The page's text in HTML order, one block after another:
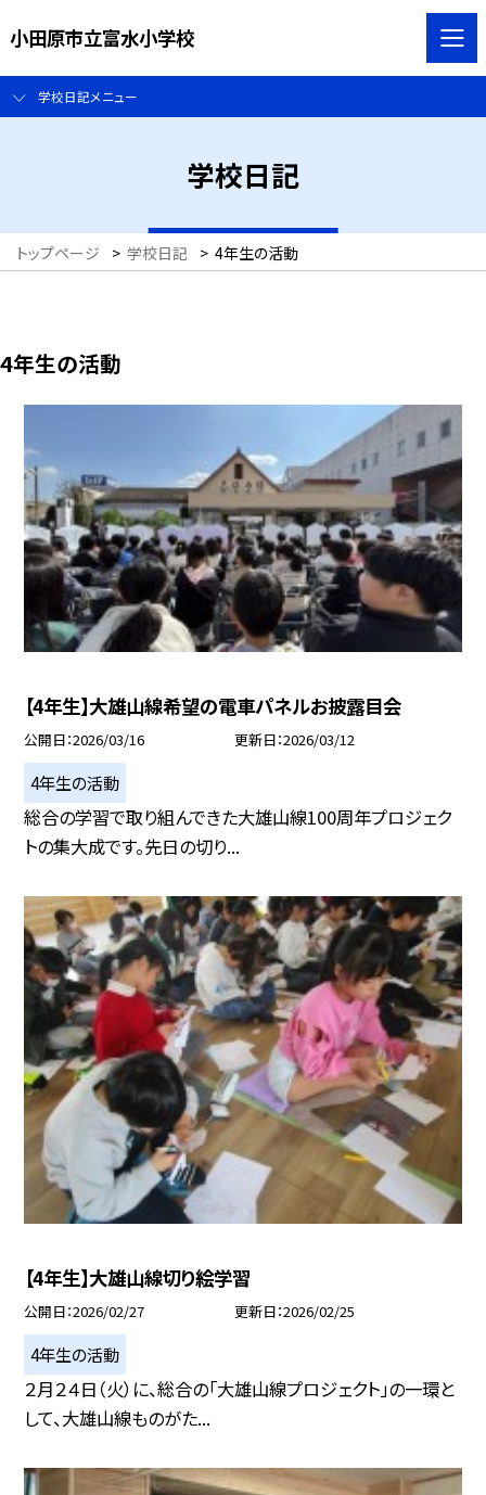
小田原市立富水小学校
学校日記メニュー
学校日記
トップページ > 学校日記 > 4年生の活動
4年生の活動
【4年生】大雄山線希望の電車パネルお披露目会
公開日 2026/03/16 更新日 2026/03/12
4年生の活動
総合の学習で取り組んできた大雄山線100周年プロジェク
トの集大成です。先日の切り...
【4年生】大雄山線切り絵学習
公開日 2026/02/27 更新日 2026/02/25
4年生の活動
２月２４日（火）に、総合の「大雄山線プロジェクト」の一環と
して、大雄山線ものがた...